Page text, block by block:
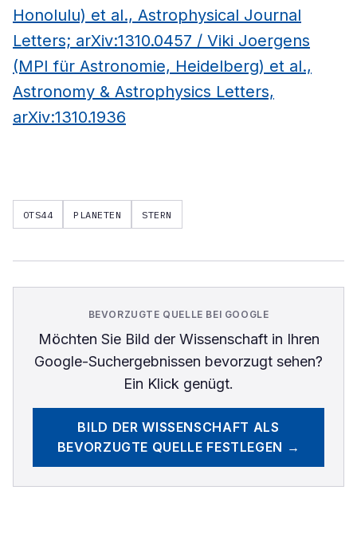
Honolulu) et al., Astrophysical Journal
Letters; arXiv:1310.0457 / Viki Joergens
(MPI für Astronomie, Heidelberg) et al.,
Astronomy & Astrophysics Letters,
arXiv:1310.1936
OTS44 PLANETEN STERN
BEVORZUGTE QUELLE BEI GOOGLE
Möchten Sie Bild der Wissenschaftin Ihren
Google-Suchergebnissen bevorzugt sehen?
Ein Klick genügt.
BILD DER WISSENSCHAFT ALS
BEVORZUGTE QUELLE FESTLEGEN →